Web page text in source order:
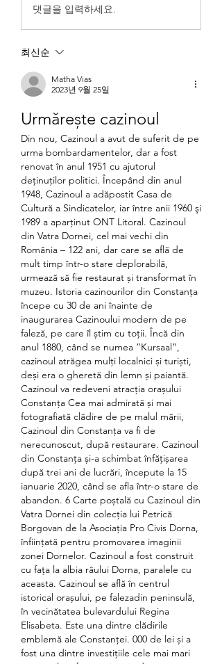
댓글을 입력하세요.
최신순
Matha Vias
2023년 9월 25일
Urmărește cazinoul
Din nou, Cazinoul a avut de suferit de pe
urma bombardamentelor, dar a fost
renovat în anul 1951 cu ajutorul
deţinuţilor politici. Începând din anul
1948, Cazinoul a adăpostit Casa de
Cultură a Sindicatelor, iar între anii 1960 şi
1989 a aparţinut ONT Litoral. Cazinoul
din Vatra Dornei, cel mai vechi din
România – 122 ani, dar care se află de
mult timp într-o stare deplorabilă,
urmează să fie restaurat și transformat în
muzeu. Istoria cazinourilor din Constanța
începe cu 30 de ani înainte de
inaugurarea Cazinoului modern de pe
faleză, pe care îl știm cu toții. Încă din
anul 1880, când se numea ”Kursaal”,
cazinoul atrăgea mulți localnici și turiști,
deși era o gheretă din lemn și paiantă.
Cazinoul va redeveni atracția orașului
Constanța Cea mai admirată și mai
fotografiată clădire de pe malul mării,
Cazinoul din Constanța va fi de
nerecunoscut, după restaurare. Cazinoul
din Constanța și-a schimbat înfățișarea
după trei ani de lucrări, începute la 15
ianuarie 2020, când se afla într-o stare de
abandon. 6 Carte poștală cu Cazinoul din
Vatra Dornei din colecția lui Petrică
Borgovan de la Asociația Pro Civis Dorna,
înființată pentru promovarea imaginii
zonei Dornelor. Cazinoul a fost construit
cu fața la albia râului Dorna, paralele cu
aceasta. Cazinoul se află în centrul
istorical orașului, pe falezadin peninsulă,
în vecinătatea bulevardului Regina
Elisabeta. Este una dintre clădirile
emblemă ale Constanței. 000 de lei și a
fost una dintre investițiile cele mai mari